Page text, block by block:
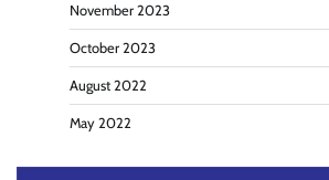
November 2023
October 2023
August 2022
May 2022